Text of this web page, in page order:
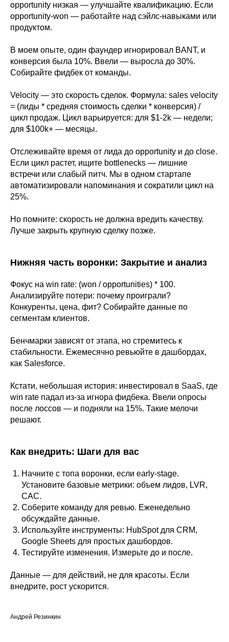
opportunity низкая — улучшайте квалификацию. Если
opportunity-won — работайте над сэйлс-навыками или
продуктом.
В моем опыте, один фаундер игнорировал BANT, и
конверсия была 10%. Ввели — выросла до 30%.
Собирайте фидбек от команды.
Velocity — это скорость сделок. Формула: sales velocity
= (лиды * средняя стоимость сделки * конверсия) /
цикл продаж. Цикл варьируется: для $1-2k — недели;
для $100k+ — месяцы.
Отслеживайте время от лида до opportunity и до close.
Если цикл растет, ищите bottlenecks — лишние
встречи или слабый питч. Мы в одном стартапе
автоматизировали напоминания и сократили цикл на
25%.
Но помните: скорость не должна вредить качеству.
Лучше закрыть крупную сделку позже.
Нижняя часть воронки: Закрытие и анализ
Фокус на win rate: (won / opportunities) * 100.
Анализируйте потери: почему проиграли?
Конкуренты, цена, фит? Собирайте данные по
сегментам клиентов.
Бенчмарки зависят от этапа, но стремитесь к
стабильности. Ежемесячно ревьюйте в дашбордах,
как Salesforce.
Кстати, небольшая история: инвестировал в SaaS, где
win rate падал из-за игнора фидбека. Ввели опросы
после лоссов — и подняли на 15%. Такие мелочи
решают.
Как внедрить: Шаги для вас
Начните с топа воронки, если early-stage.
Установите базовые метрики: объем лидов, LVR,
CAC.
Соберите команду для ревью. Еженедельно
обсуждайте данные.
Используйте инструменты: HubSpot для CRM,
Google Sheets для простых дашбордов.
Тестируйте изменения. Измерьте до и после.
Данные — для действий, не для красоты. Если
внедрите, рост ускорится.
Андрей Резинкин